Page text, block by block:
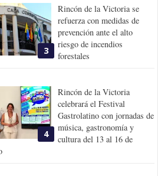
3
Rincón de la Victoria se
refuerza con medidas de
prevención ante el alto
riesgo de incendios
forestales
4
Rincón de la Victoria
celebrará el Festival
Gastrolatino con jornadas de
música, gastronomía y
cultura del 13 al 16 de